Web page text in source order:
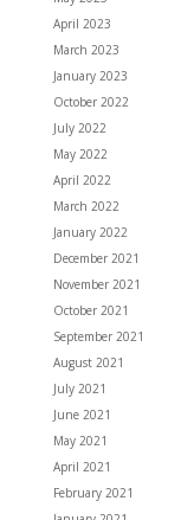
April 2023
March 2023
January 2023
October 2022
July 2022
May 2022
April 2022
March 2022
January 2022
December 2021
November 2021
October 2021
September 2021
August 2021
July 2021
June 2021
May 2021
April 2021
February 2021